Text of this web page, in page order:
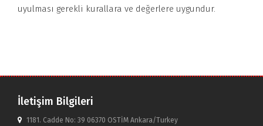
uyulması gerekli kurallara ve değerlere uygundur.
İletişim Bilgileri
1181. Cadde No: 39 06370 OSTİM Ankara/Turkey